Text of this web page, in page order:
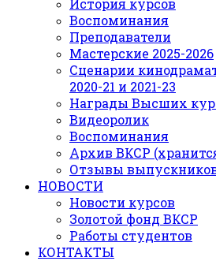
История курсов
Воспоминания
Преподаватели
Мастерские 2025-2026
Сценарии
2020-21 и 2021-23
Награды Высших
Видеоролик
Воспоминания
Архив ВКСР
Отзывы
НОВОСТИ
Новости курсов
Золотой фонд ВКСР
Работы студентов
КОНТАКТЫ